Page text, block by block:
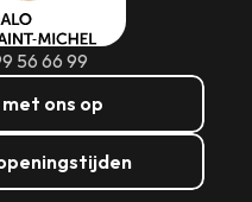
56 66 99
ons op